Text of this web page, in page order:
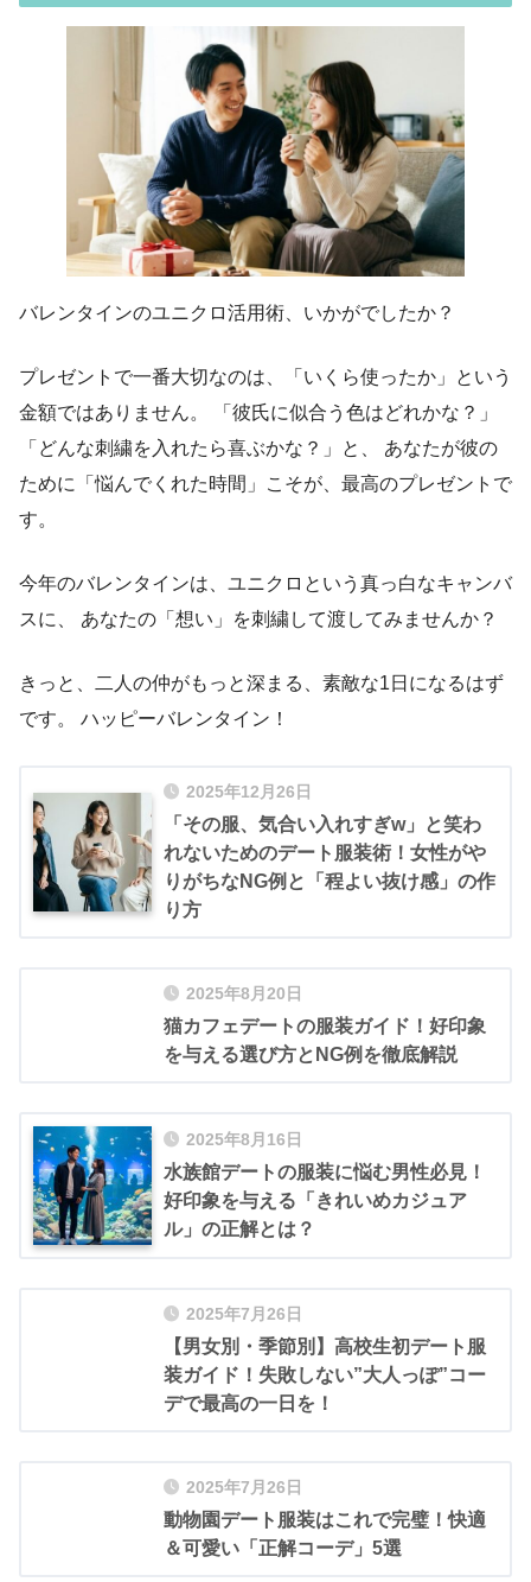
バレンタインのユニクロ活用術、いかがでしたか？
プレゼントで一番大切なのは、「いくら使ったか」という
金額ではありません。 「彼氏に似合う色はどれかな？」
「どんな刺繍を入れたら喜ぶかな？」と、 あなたが彼の
ために「悩んでくれた時間」こそが、最高のプレゼントで
す。
今年のバレンタインは、ユニクロという真っ白なキャンバ
スに、 あなたの「想い」を刺繍して渡してみませんか？
きっと、二人の仲がもっと深まる、素敵な1日になるはず
です。 ハッピーバレンタイン！
2025年12月26日
「その服、気合い入れすぎw」と笑わ
れないためのデート服装術！女性がや
りがちなNG例と「程よい抜け感」の作
り方
2025年8月20日
猫カフェデートの服装ガイド！好印象
を与える選び方とNG例を徹底解説
2025年8月16日
水族館デートの服装に悩む男性必見！
好印象を与える「きれいめカジュア
ル」の正解とは？
2025年7月26日
【男女別・季節別】高校生初デート服
装ガイド！失敗しない”大人っぽ”コー
デで最高の一日を！
2025年7月26日
動物園デート服装はこれで完璧！快適
＆可愛い「正解コーデ」5選